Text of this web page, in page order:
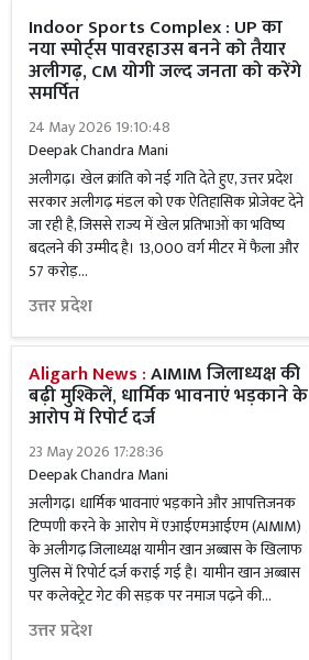
Indoor Sports Complex : UP का
नया स्पोर्ट्स पावरहाउस बनने को तैयार
अलीगढ़, CM योगी जल्द जनता को करेंगे
समर्पित
24 May 2026 19:10:48
Deepak Chandra Mani
अलीगढ़। खेल क्रांति को नई गति देते हुए, उत्तर प्रदेश
सरकार अलीगढ़ मंडल को एक ऐतिहासिक प्रोजेक्ट देने
जा रही है, जिससे राज्य में खेल प्रतिभाओं का भविष्य
बदलने की उम्मीद है। 13,000 वर्ग मीटर में फैला और
57 करोड़...
उत्तर प्रदेश
Aligarh News :AIMIM जिलाध्यक्ष की
बढ़ी मुश्किलें, धार्मिक भावनाएं भड़काने के
आरोप में रिपोर्ट दर्ज
23 May 2026 17:28:36
Deepak Chandra Mani
अलीगढ़। धार्मिक भावनाएं भड़काने और आपत्तिजनक
टिप्पणी करने के आरोप में एआईएमआईएम (AIMIM)
के अलीगढ़ जिलाध्यक्ष यामीन खान अब्बास के खिलाफ
पुलिस में रिपोर्ट दर्ज कराई गई है। यामीन खान अब्बास
पर कलेक्ट्रेट गेट की सड़क पर नमाज पढ़ने की...
उत्तर प्रदेश